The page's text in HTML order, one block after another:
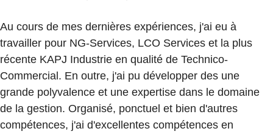
Au cours de mes dernières expériences, j'ai eu à
travailler pour NG-Services, LCO Services et la plus
récente KAPJ Industrie en qualité de Technico-
Commercial. En outre, j'ai pu développer des une
grande polyvalence et une expertise dans le domaine
de la gestion. Organisé, ponctuel et bien d'autres
compétences, j'ai d'excellentes compétences en